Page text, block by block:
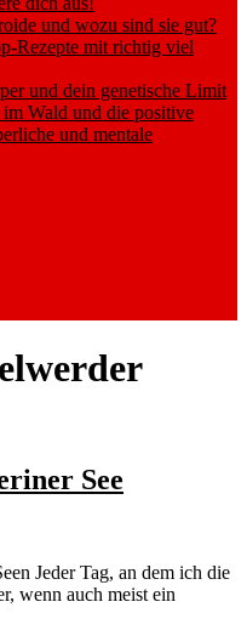
und wozu sind sie gut?
Rezepte mit richtig viel
und dein genetische Limit
im Wald und die positive
und mentale
See
Jeder Tag, an dem ich die
wenn auch meist ein